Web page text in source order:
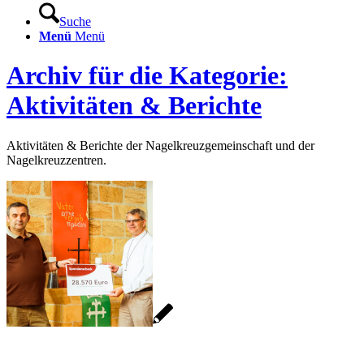
Suche
Menü Menü
Archiv für die Kategorie:
Aktivitäten & Berichte
Aktivitäten & Berichte der Nagelkreuzgemeinschaft und der
Nagelkreuzzentren.